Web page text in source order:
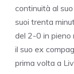
continuità al
suoi trenta
del 2-0 in pieno
il suo ex
prima volta a